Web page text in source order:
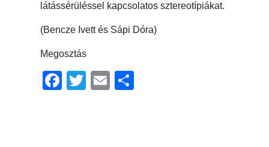
látássérüléssel kapcsolatos sztereotípiákat.
(Bencze Ivett és Sápi Dóra)
Megosztás
Facebook
TwitterEmail